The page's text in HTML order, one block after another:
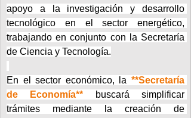
apoyo a la investigación y desarrollo
tecnológico en el sector energético,
trabajando en conjunto con la Secretaría
de Ciencia y Tecnología.
En el sector económico, la **Secretaría
de Economía** buscará simplificar
trámites mediante la creación de